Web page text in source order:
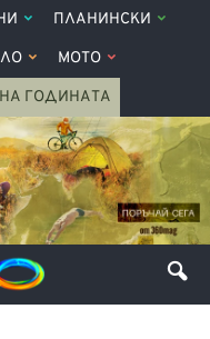
ПЛАНИНСКИ
МОТО
ГОДИНАТА